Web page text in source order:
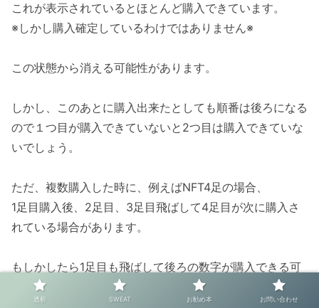
これが表示されているとほとんど購入できています。
※しかし購入確定しているわけではありません※
この状態から消える可能性があります。
しかし、このあとに購入出来たとしても順番は後ろになる
ので１つ目が購入できていないと2つ目は購入できていな
いでしょう。
ただ、複数購入した時に、例えばNFT4足の場合、
1足目購入後、2足目、3足目飛ばして4足目が次に購入さ
れている場合があります。
もしかしたら1足目も飛ばして後ろの数字が購入できる可
能性がありますが、今のところ聞いたことありません。
透析 SWEAT お勧め本 お問い合わせ